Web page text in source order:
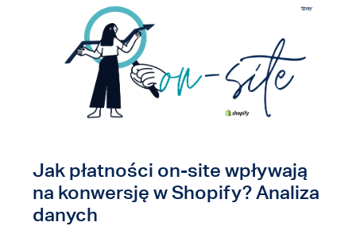
Jak płatności on-site wpływają
na konwersję w Shopify? Analiza
danych